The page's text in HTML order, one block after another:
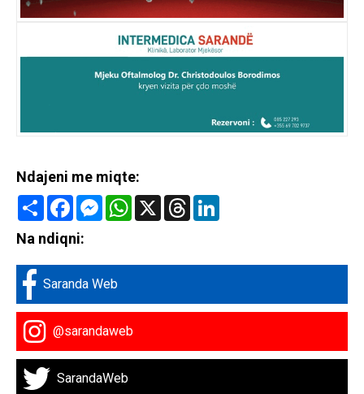
Ndajeni me miqte:
Share FacebookMessenger
WhatsApp
X Threads
Na ndiqni:
Saranda Web
@sarandaweb
SarandaWeb